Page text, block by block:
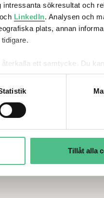
intressanta sökresultat och
LinkedIn. Analysen och
plats, annan
ett samtycke. Du
Tillåt alla
Om Atrium
Ljungberg
Press
Jobba hos oss